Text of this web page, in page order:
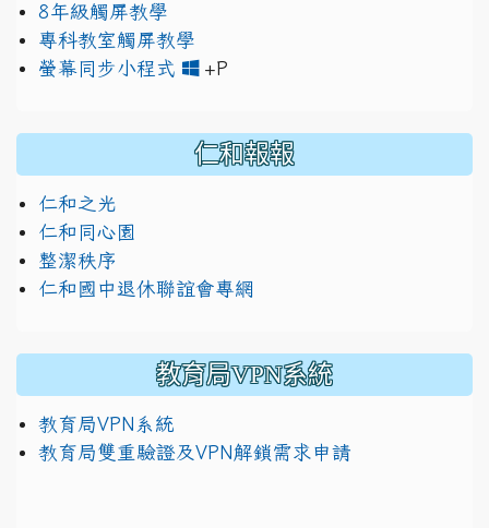
8年級觸屏教學
專科教室觸屏教學
螢幕同步小程式
+P
仁和報報
仁和之光
仁和同心園
整潔秩序
仁和國中退休聯誼會專網
教育局VPN系統
教育局VPN系統
教育局雙重驗證及VPN解鎖需求申請